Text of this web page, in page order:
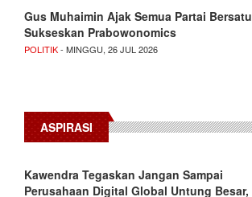
Gus Muhaimin Ajak Semua Partai Bersatu
Sukseskan Prabowonomics
POLITIK- MINGGU, 26 JUL 2026
ASPIRASI
Kawendra Tegaskan Jangan Sampai
Perusahaan Digital Global Untung Besar,